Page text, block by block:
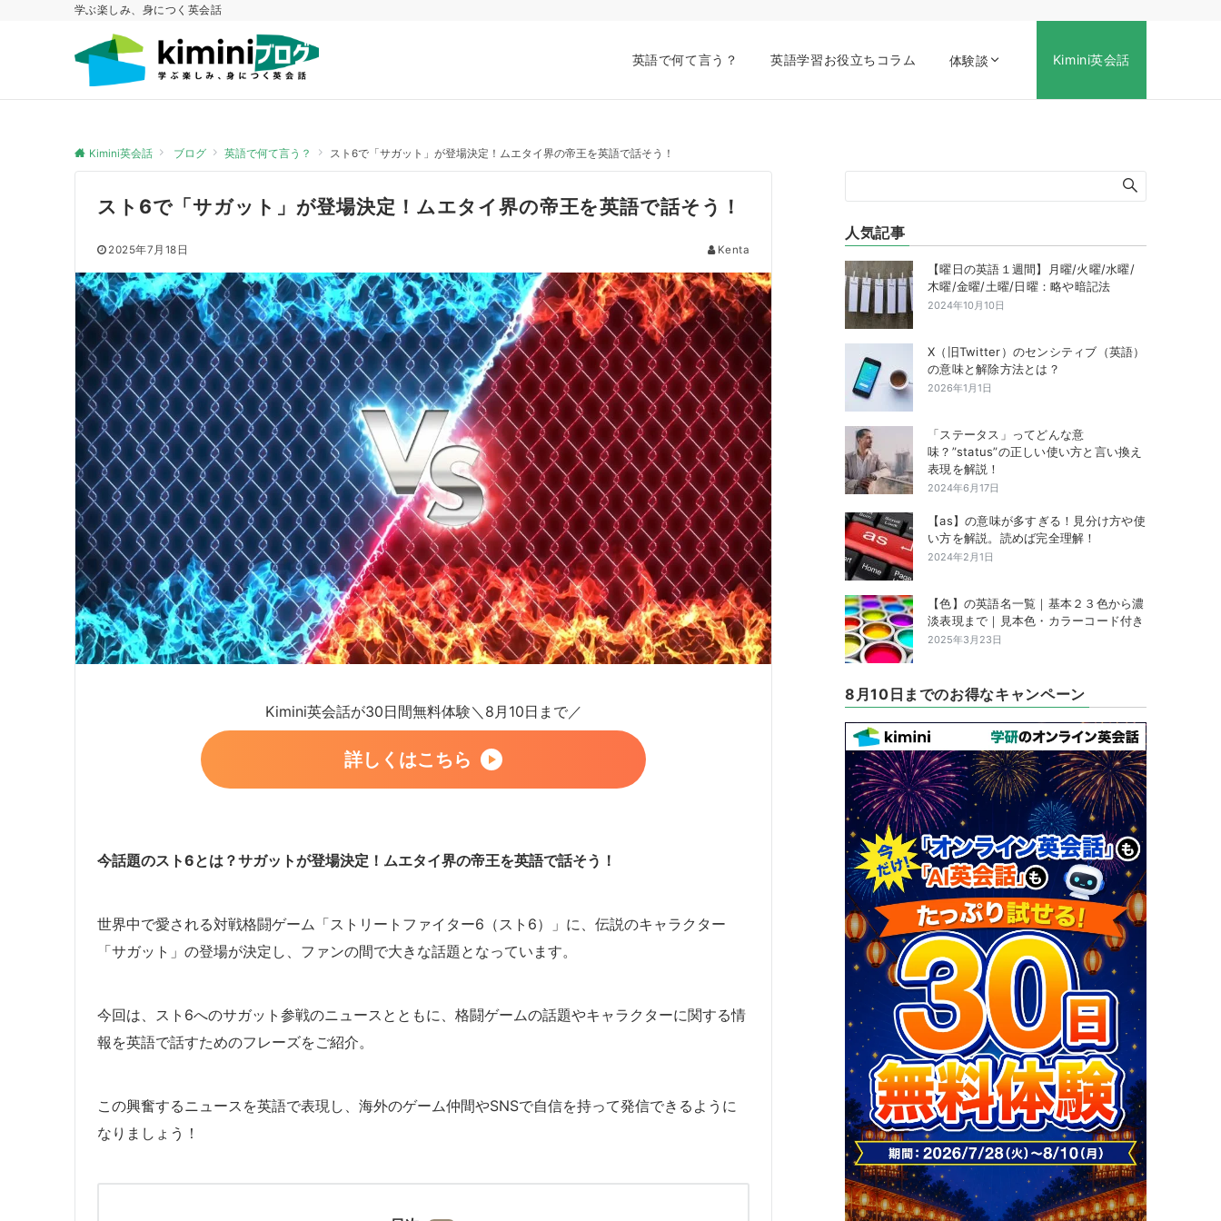
学ぶ楽しみ、身につく英会話
英語で何て言う？ 英語学習お役立ちコラム 体験談 Kimini英会話
Kimini英会話 ブログ 英語で何て言う？ スト6で「サガット」が登場決定！ムエタイ界の帝王を英語で話そう！
スト6で「サガット」が登場決定！ムエタイ界の帝王を英語で話そう！
2025年7月18日 Kenta
Kimini英会話が30日間無料体験＼8月10日まで／
詳しくはこちら
今話題のスト6とは？サガットが登場決定！ムエタイ界の帝王を英語で話そう！
世界中で愛される対戦格闘ゲーム「ストリートファイター6（スト6）」に、伝説のキャラクター
「サガット」の登場が決定し、ファンの間で大きな話題となっています。
今回は、スト6へのサガット参戦のニュースとともに、格闘ゲームの話題やキャラクターに関する情
報を英語で話すためのフレーズをご紹介。
この興奮するニュースを英語で表現し、海外のゲーム仲間やSNSで自信を持って発信できるように
なりましょう！
人気記事
【曜日の英語１週間】月曜/火曜/水曜/
木曜/金曜/土曜/日曜：略や暗記法
2024年10月10日
X（旧Twitter）のセンシティブ（英語）
の意味と解除方法とは？
2026年1月1日
「ステータス」ってどんな意
味？”status”の正しい使い方と言い換え
表現を解説！
2024年6月17日
【as】の意味が多すぎる！見分け方や使
い方を解説。読めば完全理解！
2024年2月1日
【色】の英語名一覧｜基本２３色から濃
淡表現まで｜見本色・カラーコード付き
2025年3月23日
8月10日までのお得なキャンペーン